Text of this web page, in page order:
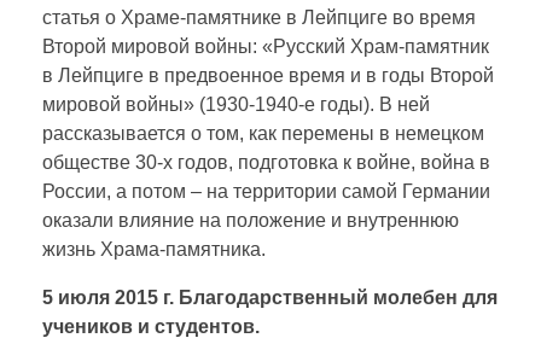
статья о Храме-памятнике в Лейпциге во время
Второй мировой войны: «Русский Храм-памятник
в Лейпциге в предвоенное время и в годы Второй
мировой войны» (1930-1940-е годы). В ней
рассказывается о том, как перемены в немецком
обществе 30-х годов, подготовка к войне, война в
России, а потом – на территории самой Германии
оказали влияние на положение и внутреннюю
жизнь Храма-памятника.
5 июля 2015 г. Благодарственный молебен для
учеников и студентов.